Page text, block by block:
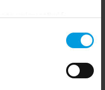
w tym m.in. z